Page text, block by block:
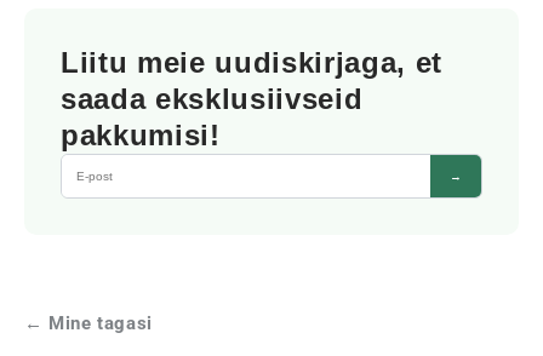
Liitu meie uudiskirjaga, et
saada eksklusiivseid
pakkumisi!
→
← Mine tagasi